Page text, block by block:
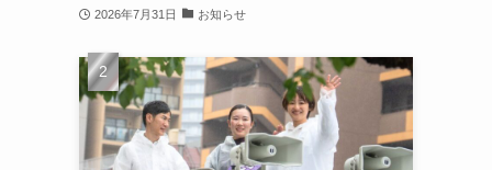
2026年7月31日 お知らせ